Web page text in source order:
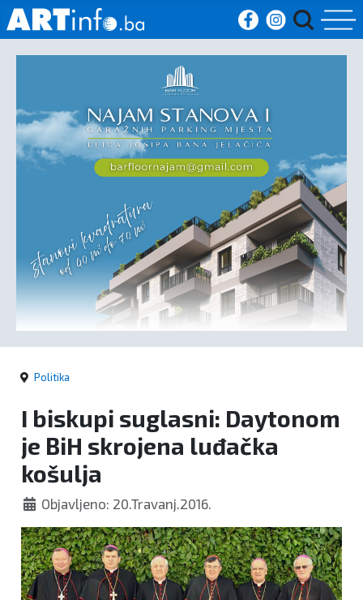
Vijesti
Sport
Crna
kronika
Politika
Politika
I biskupi suglasni: Daytonom
je BiH skrojena luđačka
košulja
Objavljeno: 20.Travanj.2016.